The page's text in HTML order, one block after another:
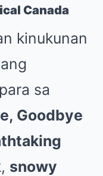
Canada
kinukunan
sa
Goodbye
snowy